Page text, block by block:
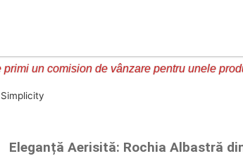
un comision de vânzare pentru unele
Eleganță Aerisită: Rochia Albastră